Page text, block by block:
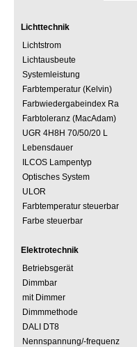
Lichttechnik
Lichtstrom
Lichtausbeute
Systemleistung
Farbtemperatur (Kelvin)
Farbwiedergabeindex Ra
Farbtoleranz (MacAdam)
UGR 4H8H 70/50/20 L
Lebensdauer
ILCOS Lampentyp
Optisches System
ULOR
Farbtemperatur steuerbar
Farbe steuerbar
Elektrotechnik
Betriebsgerät
Dimmbar
mit Dimmer
Dimmmethode
DALI DT8
Nennspannung/-frequenz